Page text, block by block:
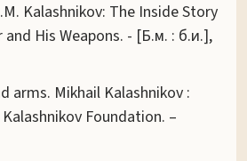
Kalashnikov: The Inside Story
His Weapons. - [Б.м. : б.и.],
arms. Mikhail Kalashnikov :
Foundation. –